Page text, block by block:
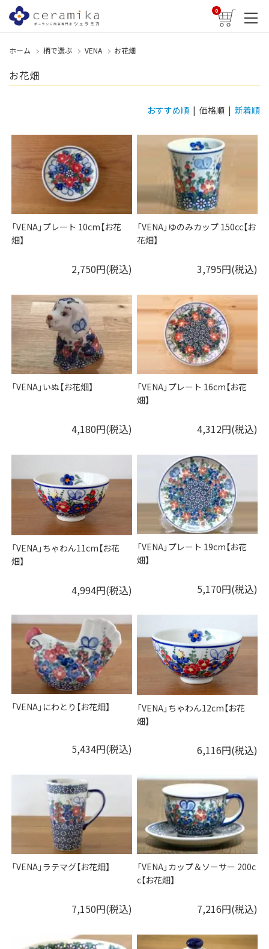
0
ホーム 柄で選ぶ VENA お花畑
お花畑
おすすめ順 | 価格順 | 新着順
「VENA」プレート 10cm【お花
畑】
2,750円(税込)
「VENA」ゆのみカップ 150cc【お
花畑】
3,795円(税込)
「VENA」いぬ【お花畑】
4,180円(税込)
「VENA」プレート 16cm【お花
畑】
4,312円(税込)
「VENA」ちゃわん11cm【お花
畑】
4,994円(税込)
「VENA」プレート 19cm【お花
畑】
5,170円(税込)
「VENA」にわとり【お花畑】
5,434円(税込)
「VENA」ちゃわん12cm【お花
畑】
6,116円(税込)
「VENA」ラテマグ【お花畑】
7,150円(税込)
「VENA」カップ＆ソーサー 200c
c【お花畑】
7,216円(税込)